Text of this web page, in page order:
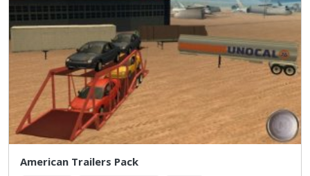
American Trailers Pack